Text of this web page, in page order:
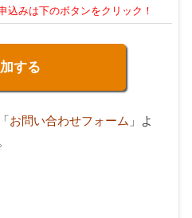
込みは下のボタンをクリック！
する
お問い合わせフォーム 」よ